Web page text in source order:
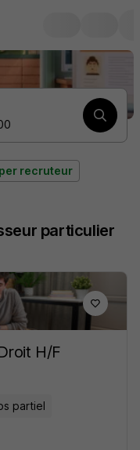
recruteur
particulier
H/F
partiel